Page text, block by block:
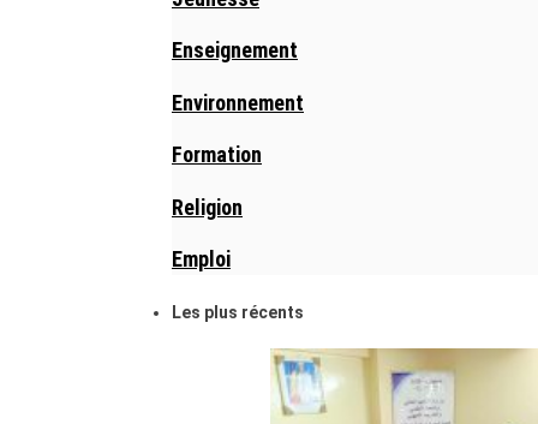
Enseignement
Environnement
Formation
Religion
Emploi
Les plus récents